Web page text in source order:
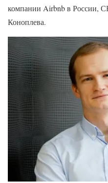
компании Airbnb в России,
Коноплева.